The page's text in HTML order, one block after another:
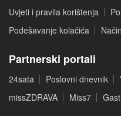
Uvjeti i pravila korištenja
Podešavanje kolačića
Partnerski portali
24sata Poslovni dnevnik
missZDRAVA
Miss7